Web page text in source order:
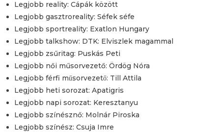
Legjobb reality: Cápák között
Legjobb gasztroreality: Séfek séfe
Legjobb sportreality: Exatlon Hungary
Legjobb talkshow: DTK: Elviszlek magammal
Legjobb zsűritag: Puskás Peti
Legjobb női műsorvezető: Ördög Nóra
Legjobb férfi műsorvezető: Till Attila
Legjobb heti sorozat: Apatigris
Legjobb napi sorozat: Keresztanyu
Legjobb színésznő: Molnár Piroska
Legjobb színész: Csuja Imre